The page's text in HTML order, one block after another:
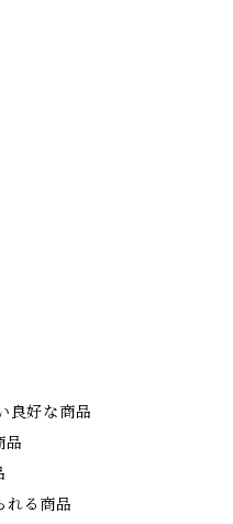
良好な商品
品
れる商品